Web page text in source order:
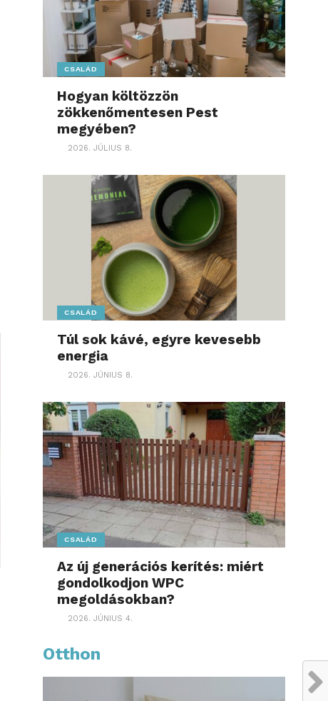
CSALÁD
Hogyan költözzön
zökkenőmentesen Pest
megyében?
2026. JÚLIUS 8.
CSALÁD
Túl sok kávé, egyre kevesebb
energia
2026. JÚNIUS 8.
CSALÁD
Az új generációs kerítés: miért
gondolkodjon WPC
megoldásokban?
2026. JÚNIUS 4.
Otthon